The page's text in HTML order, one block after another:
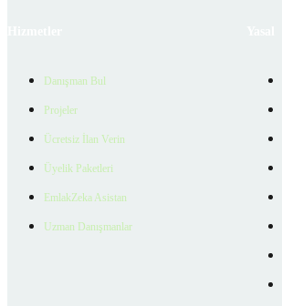
Danışman Bul
Projeler
Ücretsiz İlan Verin
Üyelik Paketleri
EmlakZeka Asistan
Uzman Danışmanlar